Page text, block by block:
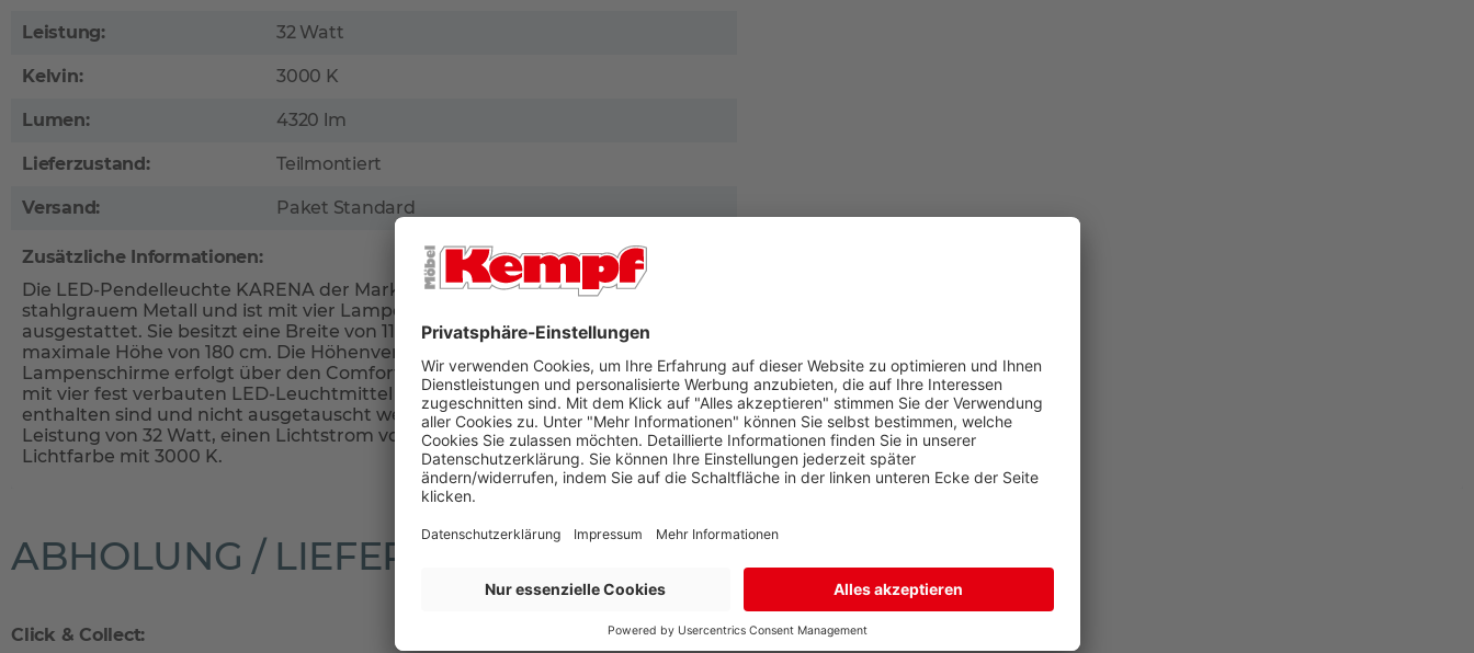
Leistung: 32 Watt
Kelvin: 3000 K
Lumen: 4320 lm
Lieferzustand: Teilmontiert
Versand: Paket Standard
Zusätzliche Informationen:
Die LED-Pendelleuchte KARENA der Marke Paul Neuhaus besteht aus
stahlgrauem Metall und ist mit vier Lampenschirmen aus rauchfarbenem Glas
ausgestattet. Sie besitzt eine Breite von 110 cm, eine Tiefe von 20 cm und eine
maximale Höhe von 180 cm. Die Höhenverstellung der einzelnen
Lampenschirme erfolgt über den Comfort-Lift-Mechanismus. Die Leuchte ist
mit vier fest verbauten LED-Leuchtmittel ausgestattet, die im Lieferumfang
enthalten sind und nicht ausgetauscht werden können. Es verfügt über eine
Leistung von 32 Watt, einen Lichtstrom von 4320 lm sowie eine warmweiße
Lichtfarbe mit 3000 K.
ABHOLUNG / LIEFERUNG
Click & Collect: